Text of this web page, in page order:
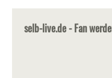
selb-live.de - Fan